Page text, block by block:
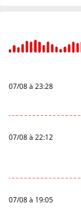
07/08 à 23:28
07/08 à 22:12
07/08 à 19:05